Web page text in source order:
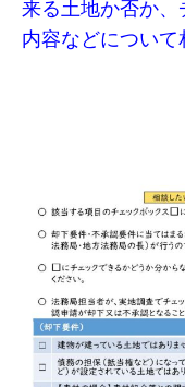
来る土地か否か
内容などについて